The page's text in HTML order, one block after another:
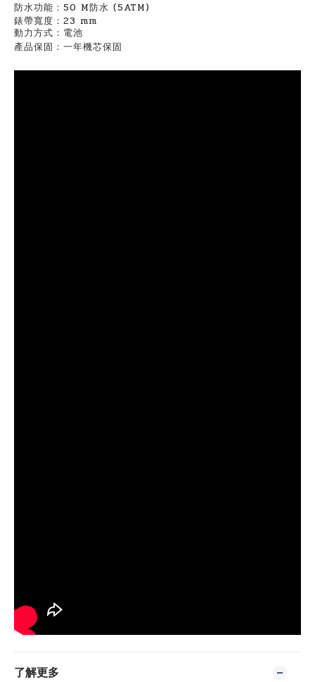
防水功能：50 M防水 (5ATM)
錶帶寬度：23 mm
動力方式：電池
產品保固：一年機芯保固
了解更多